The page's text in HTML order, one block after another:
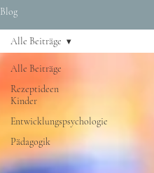
Blog
Alle Beiträge
Rezeptideen
Kinder
Entwicklungspsychologie
Pädagogik
Alle Beiträge